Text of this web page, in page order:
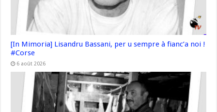
[In Mimoria] Lisandru Bassani, per u sempre à fianc’a noi !
#Corse
6 août 2026